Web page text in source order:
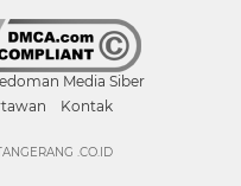
Media Siber
Kontak
.CO.ID